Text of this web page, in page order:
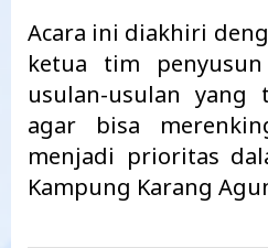
Acara ini diakhiri
ketua tim penyusun
usulan-usulan yang
agar bisa
menjadi prioritas
Kampung Karang